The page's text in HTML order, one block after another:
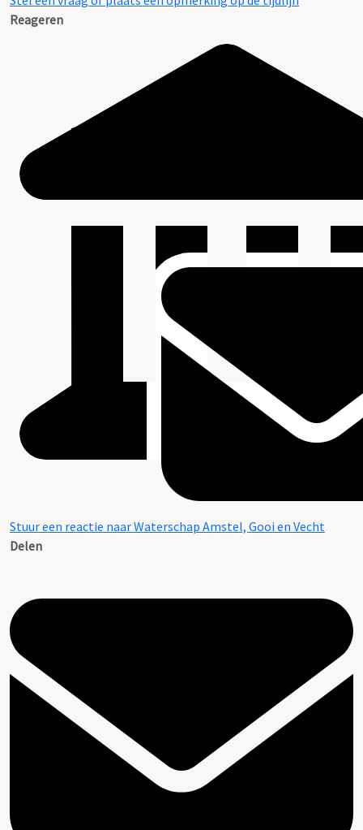
Reageren
Stuur een reactie naar Waterschap Amstel, Gooi en Vecht
Delen